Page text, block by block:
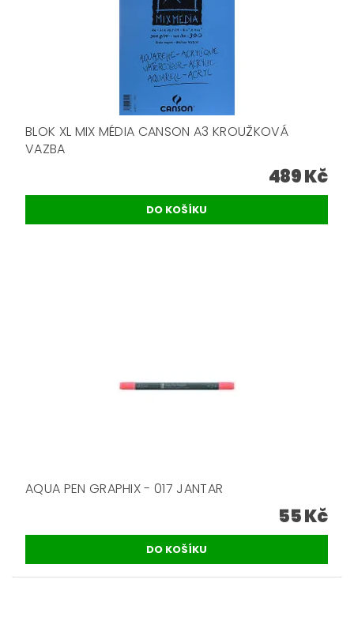
BLOK XL MIX MÉDIA CANSON A3 KROUŽKOVÁ
VAZBA
489 Kč
AQUA PEN GRAPHIX - 017 JANTAR
55 Kč